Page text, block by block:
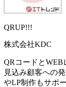
QRUP!!!
株式会社KDC
QRコードと
見込み顧客への
やLP制作もサポー